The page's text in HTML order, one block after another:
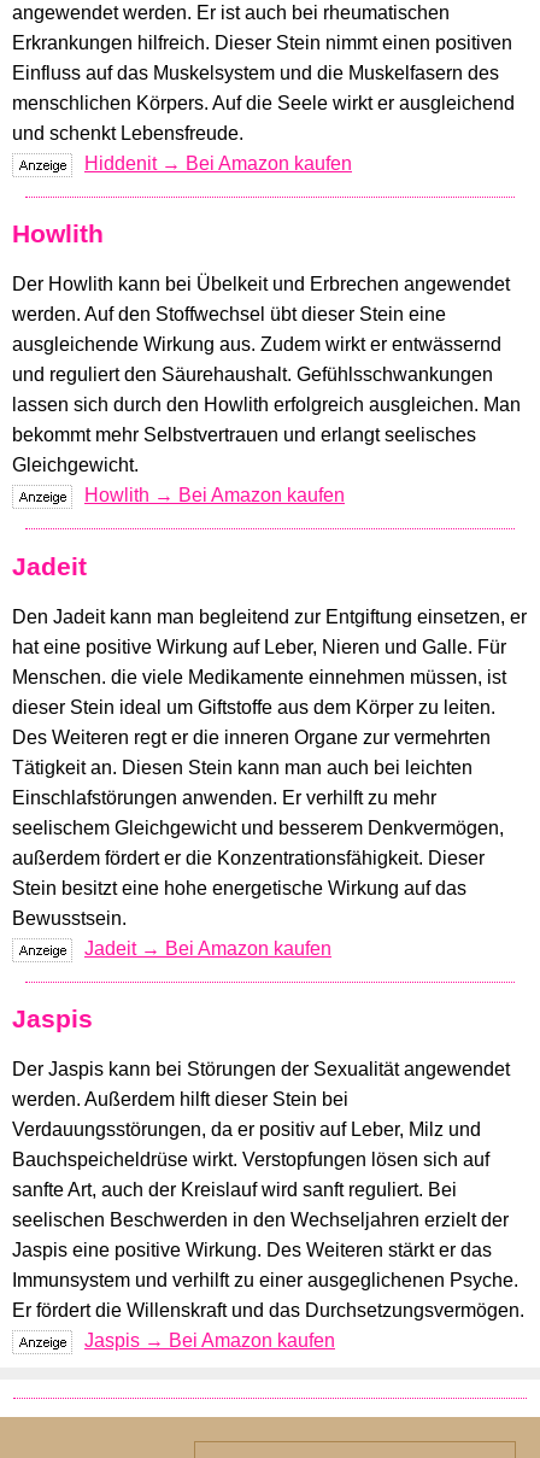
angewendet werden. Er ist auch bei rheumatischen
Erkrankungen hilfreich. Dieser Stein nimmt einen positiven
Einfluss auf das Muskelsystem und die Muskelfasern des
menschlichen Körpers. Auf die Seele wirkt er ausgleichend
und schenkt Lebensfreude.
Hiddenit → Bei Amazon kaufen
Howlith
Der Howlith kann bei Übelkeit und Erbrechen angewendet
werden. Auf den Stoffwechsel übt dieser Stein eine
ausgleichende Wirkung aus. Zudem wirkt er entwässernd
und reguliert den Säurehaushalt. Gefühlsschwankungen
lassen sich durch den Howlith erfolgreich ausgleichen. Man
bekommt mehr Selbstvertrauen und erlangt seelisches
Gleichgewicht.
Howlith → Bei Amazon kaufen
Jadeit
Den Jadeit kann man begleitend zur Entgiftung einsetzen, er
hat eine positive Wirkung auf Leber, Nieren und Galle. Für
Menschen. die viele Medikamente einnehmen müssen, ist
dieser Stein ideal um Giftstoffe aus dem Körper zu leiten.
Des Weiteren regt er die inneren Organe zur vermehrten
Tätigkeit an. Diesen Stein kann man auch bei leichten
Einschlafstörungen anwenden. Er verhilft zu mehr
seelischem Gleichgewicht und besserem Denkvermögen,
außerdem fördert er die Konzentrationsfähigkeit. Dieser
Stein besitzt eine hohe energetische Wirkung auf das
Bewusstsein.
Jadeit → Bei Amazon kaufen
Jaspis
Der Jaspis kann bei Störungen der Sexualität angewendet
werden. Außerdem hilft dieser Stein bei
Verdauungsstörungen, da er positiv auf Leber, Milz und
Bauchspeicheldrüse wirkt. Verstopfungen lösen sich auf
sanfte Art, auch der Kreislauf wird sanft reguliert. Bei
seelischen Beschwerden in den Wechseljahren erzielt der
Jaspis eine positive Wirkung. Des Weiteren stärkt er das
Immunsystem und verhilft zu einer ausgeglichenen Psyche.
Er fördert die Willenskraft und das Durchsetzungsvermögen.
Jaspis → Bei Amazon kaufen